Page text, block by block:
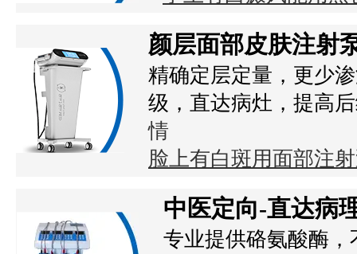
颜层面部皮肤注射
精确定层定量，更少
级，直达病灶，提高
情
脸上有白斑用面部注
中医定向-直达病
专业提供硌氨酸酶